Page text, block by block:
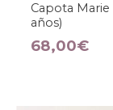
Capota Marie
años)
68,00€